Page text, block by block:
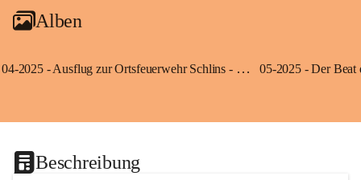
Alben
04-2025 - Ausflug zur Ortsfeuerwehr Schlins - Klassen 3a und 3b
Beschreibung